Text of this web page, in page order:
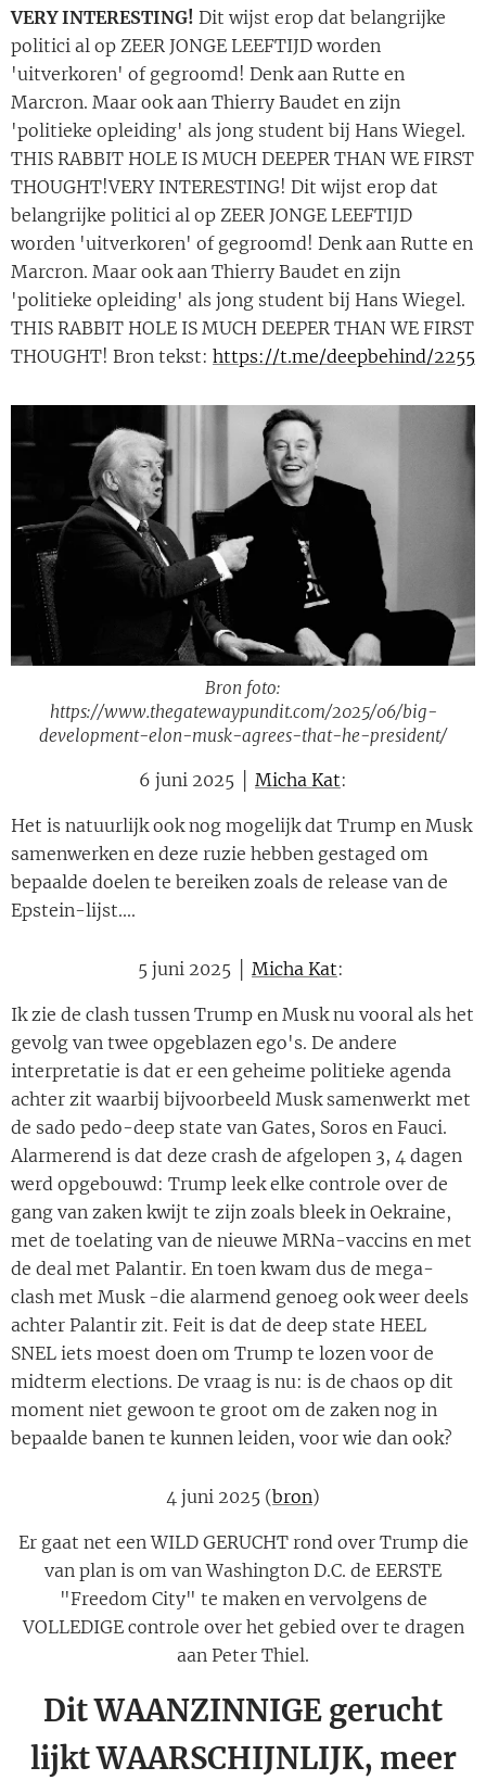
VERY INTERESTING! Dit wijst erop dat belangrijke
politici al op ZEER JONGE LEEFTIJD worden
'uitverkoren' of gegroomd! Denk aan Rutte en
Marcron. Maar ook aan Thierry Baudet en zijn
'politieke opleiding' als jong student bij Hans Wiegel.
THIS RABBIT HOLE IS MUCH DEEPER THAN WE FIRST
THOUGHT!VERY INTERESTING! Dit wijst erop dat
belangrijke politici al op ZEER JONGE LEEFTIJD
worden 'uitverkoren' of gegroomd! Denk aan Rutte en
Marcron. Maar ook aan Thierry Baudet en zijn
'politieke opleiding' als jong student bij Hans Wiegel.
THIS RABBIT HOLE IS MUCH DEEPER THAN WE FIRST
THOUGHT! Bron tekst: https://t.me/deepbehind/2255
Bron foto:
https://www.thegatewaypundit.com/2025/06/big-
development-elon-musk-agrees-that-he-president/
6 juni 2025 │ Micha Kat:
Het is natuurlijk ook nog mogelijk dat Trump en Musk
samenwerken en deze ruzie hebben gestaged om
bepaalde doelen te bereiken zoals de release van de
Epstein-lijst....
5 juni 2025 │ Micha Kat:
Ik zie de clash tussen Trump en Musk nu vooral als het
gevolg van twee opgeblazen ego's. De andere
interpretatie is dat er een geheime politieke agenda
achter zit waarbij bijvoorbeeld Musk samenwerkt met
de sado pedo-deep state van Gates, Soros en Fauci.
Alarmerend is dat deze crash de afgelopen 3, 4 dagen
werd opgebouwd: Trump leek elke controle over de
gang van zaken kwijt te zijn zoals bleek in Oekraine,
met de toelating van de nieuwe MRNa-vaccins en met
de deal met Palantir. En toen kwam dus de mega-
clash met Musk -die alarmend genoeg ook weer deels
achter Palantir zit. Feit is dat de deep state HEEL
SNEL iets moest doen om Trump te lozen voor de
midterm elections. De vraag is nu: is de chaos op dit
moment niet gewoon te groot om de zaken nog in
bepaalde banen te kunnen leiden, voor wie dan ook?
4 juni 2025 (bron)
Er gaat net een WILD GERUCHT rond over Trump die
van plan is om van Washington D.C. de EERSTE
"Freedom City" te maken en vervolgens de
VOLLEDIGE controle over het gebied over te dragen
aan Peter Thiel.
Dit WAANZINNIGE gerucht
lijkt WAARSCHIJNLIJK, meer